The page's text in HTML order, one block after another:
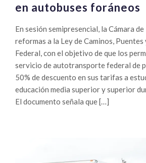
en autobuses foráneos
En sesión semipresencial, la Cámara
reformas a la Ley de Caminos,
Federal, con el objetivo de que los
servicio de autotransporte federal de
50% de descuento en sus tarifas a
educación media superior y superior
El documento señala que […]